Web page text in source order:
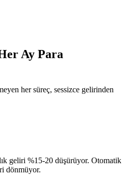
Ay Para
her süreç, sessizce gelirinden
geliri %15-20 düşürüyor. Otomatik
dönmüyor.